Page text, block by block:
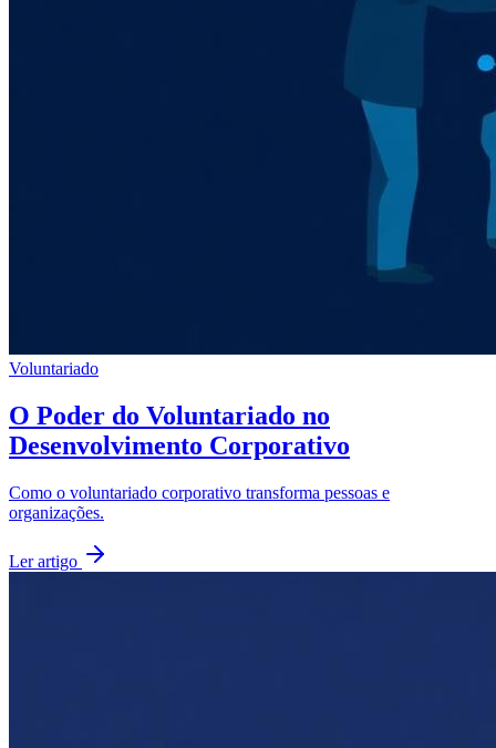
Voluntariado
O Poder do Voluntariado no
Desenvolvimento Corporativo
Como o voluntariado corporativo transforma pessoas e
organizações.
Ler artigo